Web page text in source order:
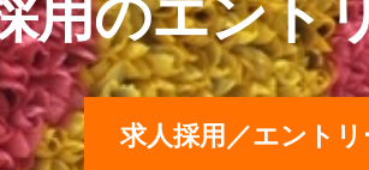
用のエント
求人採用／エントリ